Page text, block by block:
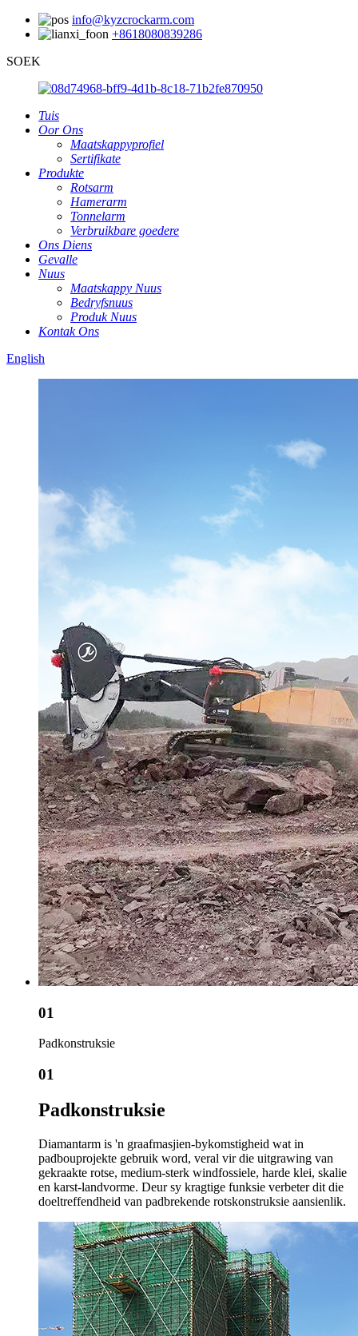
info@kyzcrockarm.com
+8618080839286
SOEK
Tuis
Oor Ons
Maatskappyprofiel
Sertifikate
Produkte
Rotsarm
Hamerarm
Tonnelarm
Verbruikbare goedere
Ons Diens
Gevalle
Nuus
Maatskappy Nuus
Bedryfsnuus
Produk Nuus
Kontak Ons
English
01
Padkonstruksie
01
Padkonstruksie
Diamantarm is 'n graafmasjien-bykomstigheid wat in
padbouprojekte gebruik word, veral vir die uitgrawing van
gekraakte rotse, medium-sterk windfossiele, harde klei, skalie
en karst-landvorme. Deur sy kragtige funksie verbeter dit die
doeltreffendheid van padbrekende rotskonstruksie aansienlik.